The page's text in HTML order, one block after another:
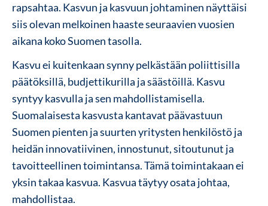
rapsahtaa. Kasvun ja kasvuun johtaminen näyttäisi
siis olevan melkoinen haaste seuraavien vuosien
aikana koko Suomen tasolla.
Kasvu ei kuitenkaan synny pelkästään poliittisilla
päätöksillä, budjettikurilla ja säästöillä. Kasvu
syntyy kasvulla ja sen mahdollistamisella.
Suomalaisesta kasvusta kantavat päävastuun
Suomen pienten ja suurten yritysten henkilöstö ja
heidän innovatiivinen, innostunut, sitoutunut ja
tavoitteellinen toimintansa. Tämä toimintakaan ei
yksin takaa kasvua. Kasvua täytyy osata johtaa,
mahdollistaa.